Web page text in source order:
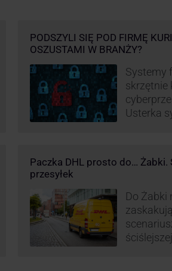
PODSZYLI SIĘ POD FIRMĘ
OSZUSTAMI W BRANŻY?
Systemy
skrzętnie
Usterka
oszukać
Paczka DHL prosto do… Żabki.
przesyłek
Do Żabki